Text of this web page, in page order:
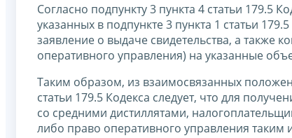
Согласно подпункту 3 пункта 4 статьи 179.5
указанных в подпункте 3 пункта 1 статьи
заявление о выдаче свидетельства, а также
оперативного управления) на указанные
Таким образом, из взаимосвязанных
статьи 179.5 Кодекса следует, что для
со средними дистиллятами,
либо право оперативного управления таким